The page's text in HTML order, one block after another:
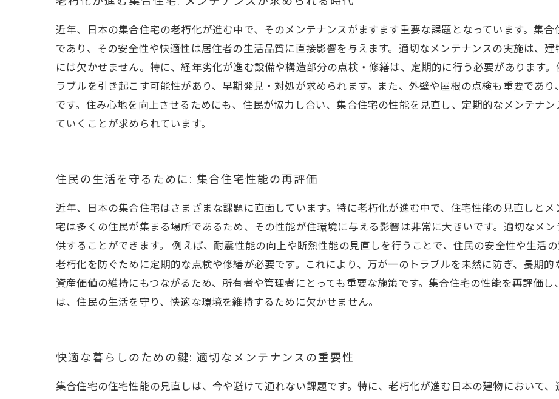
近年、日本の集合住宅の老朽化が進む中で、そのメンテナンスがますます重要な課題となっています。集
であり、その安全性や快適性は居住者の生活品質に直接影響を与えます。適切なメンテナンスの実施は、
には欠かせません。特に、経年劣化が進む設備や構造部分の点検・修繕は、定期的に行う必要があります
ラブルを引き起こす可能性があり、早期発見・対処が求められます。また、外壁や屋根の点検も重要であ
です。住み心地を向上させるためにも、住民が協力し合い、集合住宅の性能を見直し、定期的なメンテナ
ていくことが求められています。
住民の生活を守るために: 集合住宅性能の再評価
近年、日本の集合住宅はさまざまな課題に直面しています。特に老朽化が進む中で、住宅性能の見直しと
宅は多くの住民が集まる場所であるため、その性能が住環境に与える影響は非常に大きいです。適切なメ
供することができます。 例えば、耐震性能の向上や断熱性能の見直しを行うことで、住民の安全性や生活
老朽化を防ぐために定期的な点検や修繕が必要です。これにより、万が一のトラブルを未然に防ぎ、長期的
資産価値の維持にもつながるため、所有者や管理者にとっても重要な施策です。集合住宅の性能を再評価
は、住民の生活を守り、快適な環境を維持するために欠かせません。
快適な暮らしのための鍵: 適切なメンテナンスの重要性
集合住宅の住宅性能の見直しは、今や避けて通れない課題です。特に、老朽化が進む日本の建物において、